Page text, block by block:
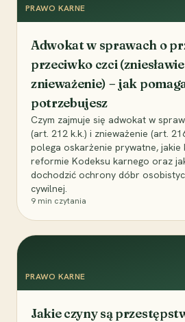
PRAWO KARNE
Adwokat w sprawach o
przeciwko czci
znieważenie) – jak
potrzebujesz
Czym zajmuje się adwokat w
(art. 212 k.k.) i znieważenie (art.
polega oskarżenie prywatne, jakie
reformie Kodeksu karnego oraz
dochodzić ochrony dóbr
cywilnej.
9 min czytania
PRAWO KARNE
Jakie czyny są